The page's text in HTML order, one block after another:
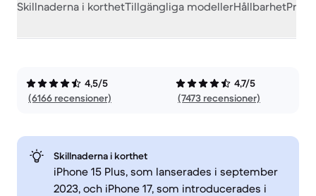
Skillnaderna i korthetTillgängliga modellerHållbarhet
4,5/5
(6166 recensioner)
4,7/5
(7473 recensioner)
Skillnaderna i korthet
iPhone 15 Plus, som lanserades i september
2023, och iPhone 17, som introducerades i